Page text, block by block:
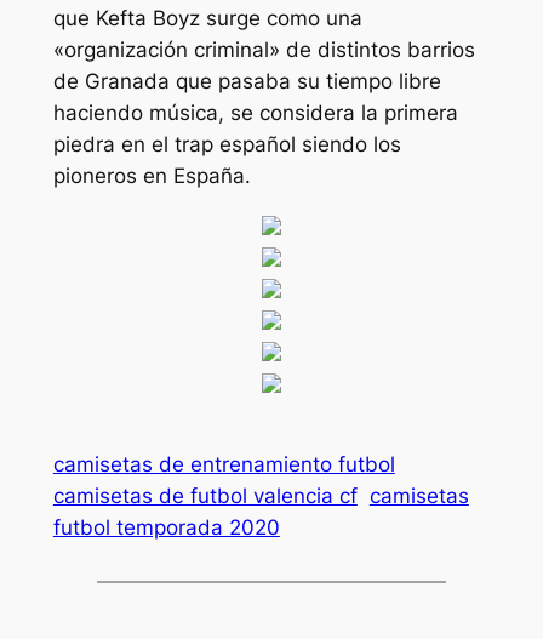
que Kefta Boyz surge como una
«organización criminal» de distintos barrios
de Granada que pasaba su tiempo libre
haciendo música, se considera la primera
piedra en el trap español siendo los
pioneros en España.
camisetas de entrenamiento futbol
camisetas de futbol valencia cf camisetas
futbol temporada 2020